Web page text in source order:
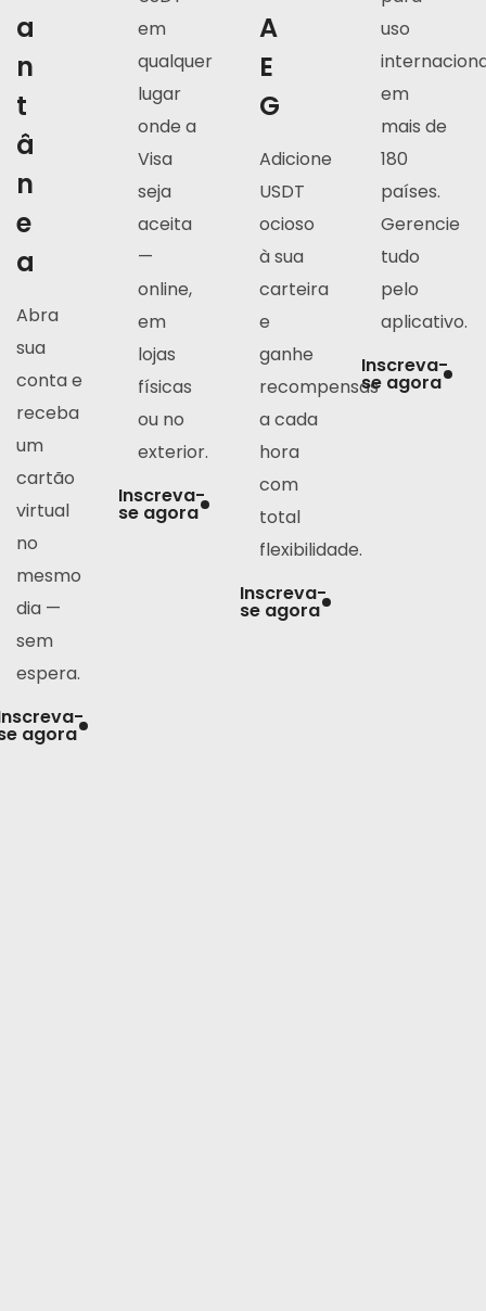
a
n
t
â
n
e
a
Abra
sua
conta e
receba
um
cartão
virtual
no
mesmo
dia —
sem
espera.
agora
em
qualquer
lugar
onde a
Visa
seja
aceita
—
online,
em
lojas
físicas
ou no
exterior.
Inscreva-
se agora
A
E
G
Adicione
USDT
ocioso
à sua
carteira
e
ganhe
recompensas
a cada
hora
com
total
flexibilidade.
Inscreva-
se agora
uso
em
mais de
180
países.
Gerencie
tudo
pelo
aplicativo.
Inscreva-
se agora